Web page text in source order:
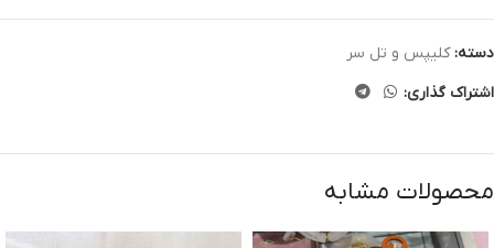
دسته: کلیپس و تل سر
اشتراک گذاری:
محصولات مشابه